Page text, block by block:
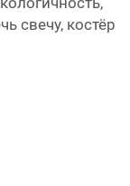
свечу, костёр